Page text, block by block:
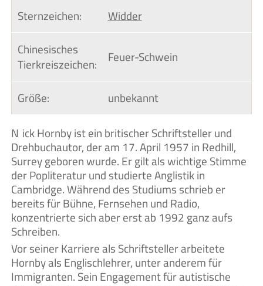
Sternzeichen:
Widder
Chinesisches
Tierkreiszeichen: Feuer-Schwein
Größe:
unbekannt
Nick Hornby ist ein britischer Schriftsteller und
Drehbuchautor, der am 17. April 1957 in Redhill,
Surrey geboren wurde. Er gilt als wichtige Stimme
der Popliteratur und studierte Anglistik in
Cambridge. Während des Studiums schrieb er
bereits für Bühne, Fernsehen und Radio,
konzentrierte sich aber erst ab 1992 ganz aufs
Schreiben.
Vor seiner Karriere als Schriftsteller arbeitete
Hornby als Englischlehrer, unter anderem für
Immigranten. Sein Engagement für autistische